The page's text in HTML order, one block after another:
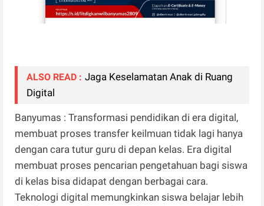
ALSO READ : Jaga Keselamatan Anak di Ruang
Digital
Banyumas : Transformasi pendidikan di era digital,
membuat proses transfer keilmuan tidak lagi hanya
dengan cara tutur guru di depan kelas. Era digital
membuat proses pencarian pengetahuan bagi siswa
di kelas bisa didapat dengan berbagai cara.
Teknologi digital memungkinkan siswa belajar lebih